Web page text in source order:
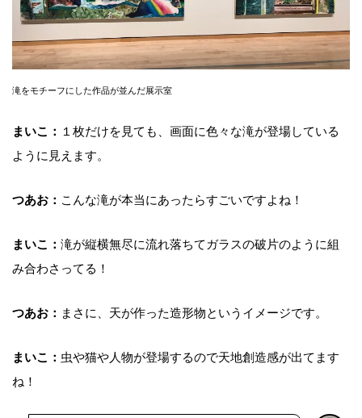
滝をモチーフにした作品が並んだ展示室
まいこ：
１枚だけを見ても、画面に色々な滝が登場している
ように見えます。
つあお： こんな滝が本当にあったらすごいですよね！
まいこ： 滝が縦横無尽に流れ落ちてガラスの破片のように組
み合わさってる！
つあお： まさに、天が作った造形物というイメージです。
まいこ： 虫や猫や人物が登場するので天地創造感が出てます
ね！